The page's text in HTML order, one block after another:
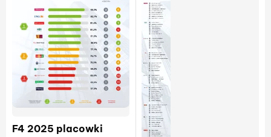
F4 2025 placowki